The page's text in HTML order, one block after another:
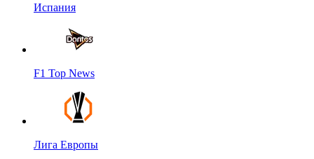
Испания
F1 Top News
Лига Европы